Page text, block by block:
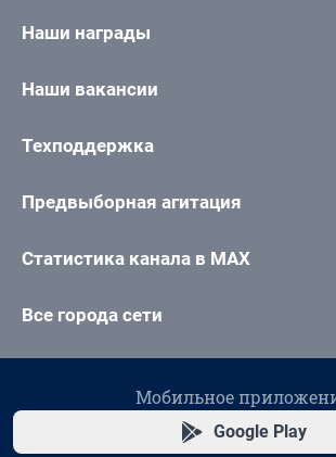
Наши награды
Наши вакансии
Техподдержка
Предвыборная агитация
Статистика канала в MAX
Все города сети
Мобильное
Google Play